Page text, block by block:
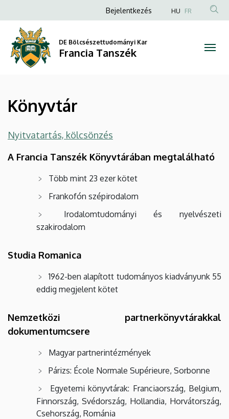
Francia
Tanszék
a
tartalomra
Anonim
fiók
menüje
Bejelentkezés HU FR
DE Bölcsészettudományi Kar
Francia Tanszék
Könyvtár
Nyitvatartás, kölcsönzés
A Francia Tanszék Könyvtárában megtalálható
Több mint 23 ezer kötet
Frankofón szépirodalom
Irodalomtudományi és nyelvészeti
szakirodalom
Studia Romanica
1962-ben alapított tudományos kiadványunk 55
eddig megjelent kötet
Nemzetközi partnerkönyvtárakkal
dokumentumcsere
Magyar partnerintézmények
Párizs: École Normale Supérieure, Sorbonne
Egyetemi könyvtárak: Franciaország, Belgium,
Finnország, Svédország, Hollandia, Horvátország,
Csehország, Románia